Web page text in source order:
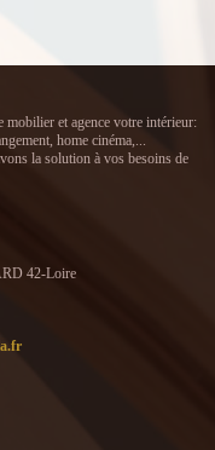
et agence votre intérieur:
home cinéma,...
la solution à vos besoins de
42-Loire